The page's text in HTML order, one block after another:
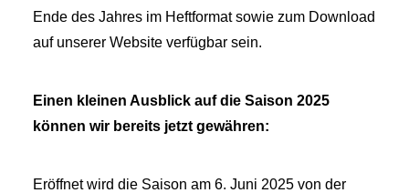
Ende des Jahres im Heftformat sowie zum Download
auf unserer Website verfügbar sein.
Einen kleinen Ausblick auf die Saison 2025
können wir bereits jetzt gewähren:
Eröffnet wird die Saison am 6. Juni 2025 von der